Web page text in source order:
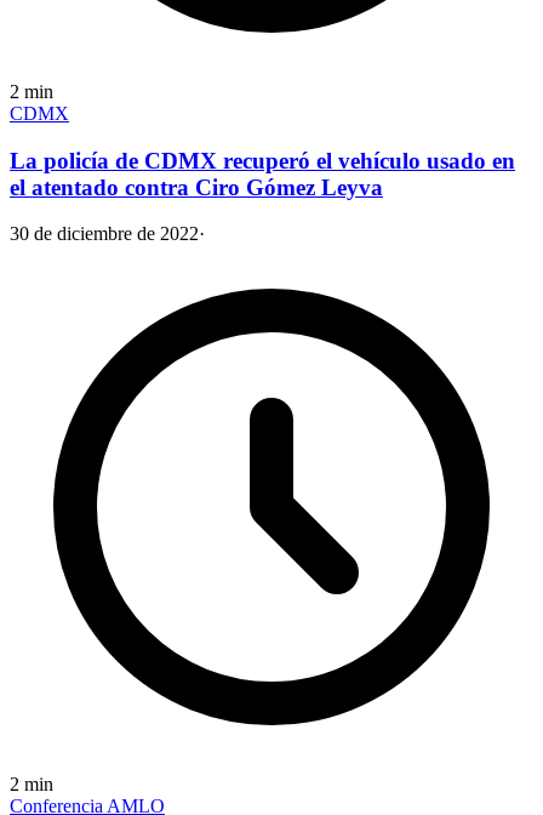
2 min
CDMX
La policía de CDMX recuperó el vehículo usado en
el atentado contra Ciro Gómez Leyva
30 de diciembre de 2022·
2 min
Conferencia AMLO